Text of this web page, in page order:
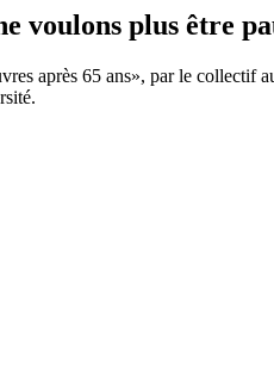
voulons plus être
après 65 ans», par le collectif